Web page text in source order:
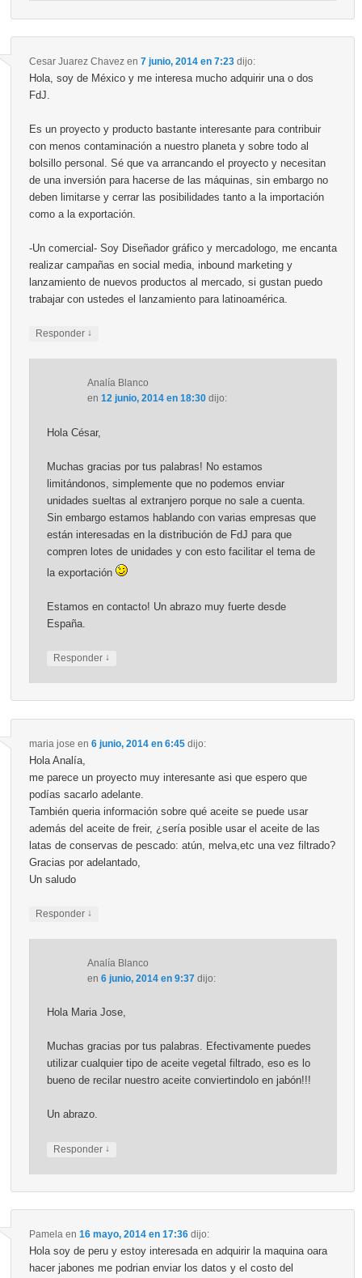
Cesar Juarez Chavezen 7 junio, 2014 en 7:23 dijo:
Hola, soy de México y me interesa mucho adquirir una o dos
FdJ.
Es un proyecto y producto bastante interesante para contribuir
con menos contaminación a nuestro planeta y sobre todo al
bolsillo personal. Sé que va arrancando el proyecto y necesitan
de una inversión para hacerse de las máquinas, sin embargo no
deben limitarse y cerrar las posibilidades tanto a la importación
como a la exportación.
-Un comercial- Soy Diseñador gráfico y mercadologo, me encanta
realizar campañas en social media, inbound marketing y
lanzamiento de nuevos productos al mercado, si gustan puedo
trabajar con ustedes el lanzamiento para latinoamérica.
Responder ↓
Analía Blanco
en 12 junio, 2014 en 18:30 dijo:
Hola César,
Muchas gracias por tus palabras! No estamos
limitándonos, simplemente que no podemos enviar
unidades sueltas al extranjero porque no sale a cuenta.
Sin embargo estamos hablando con varias empresas que
están interesadas en la distribución de FdJ para que
compren lotes de unidades y con esto facilitar el tema de
la exportación
Estamos en contacto! Un abrazo muy fuerte desde
España.
Responder ↓
maria jose en 6 junio, 2014 en 6:45 dijo:
Hola Analía,
me parece un proyecto muy interesante asi que espero que
podías sacarlo adelante.
También queria información sobre qué aceite se puede usar
además del aceite de freir, ¿sería posible usar el aceite de las
latas de conservas de pescado: atún, melva,etc una vez filtrado?
Gracias por adelantado,
Un saludo
Responder ↓
Analía Blanco
en 6 junio, 2014 en 9:37 dijo:
Hola Maria Jose,
Muchas gracias por tus palabras. Efectivamente puedes
utilizar cualquier tipo de aceite vegetal filtrado, eso es lo
bueno de recilar nuestro aceite conviertindolo en jabón!!!
Un abrazo.
Responder ↓
Pamelaen 16 mayo, 2014 en 17:36 dijo:
Hola soy de peru y estoy interesada en adquirir la maquina oara
hacer jabones me podrian enviar los datos y el costo del